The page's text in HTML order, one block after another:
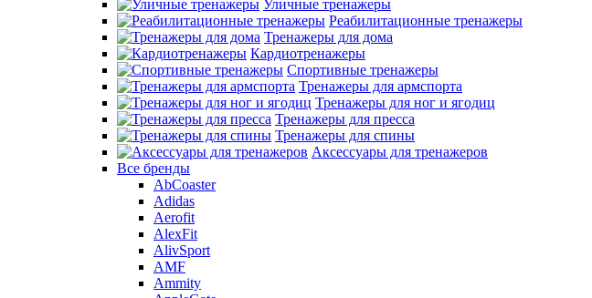
Уличные тренажеры
Реабилитационные тренажеры
Тренажеры для дома
Кардиотренажеры
Спортивные тренажеры
Тренажеры для армспорта
Тренажеры для ног и ягодиц
Тренажеры для пресса
Тренажеры для спины
Аксессуары для тренажеров
Все бренды
AbCoaster
Adidas
Aerofit
AlexFit
AlivSport
AMF
Ammity